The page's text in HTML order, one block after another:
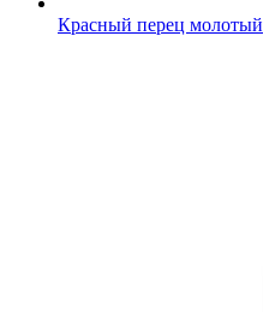
Красный перец молотый